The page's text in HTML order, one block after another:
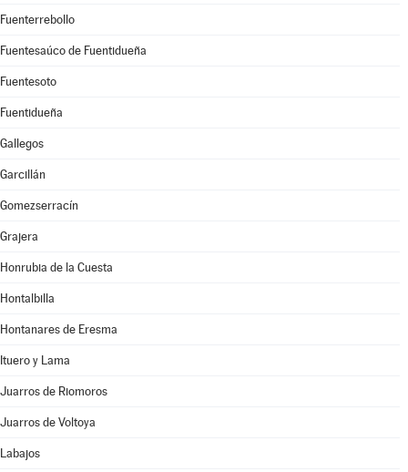
Fuenterrebollo
Fuentesaúco de Fuentidueña
Fuentesoto
Fuentidueña
Gallegos
Garcillán
Gomezserracín
Grajera
Honrubia de la Cuesta
Hontalbilla
Hontanares de Eresma
Ituero y Lama
Juarros de Riomoros
Juarros de Voltoya
Labajos